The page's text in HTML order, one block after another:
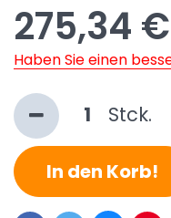
275,34 €
Haben Sie einen
Stck.
In den Korb!